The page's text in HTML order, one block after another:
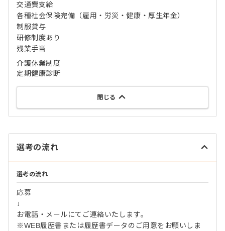
交通費支給
各種社会保険完備（雇用・労災・健康・厚生年金）
制服貸与
研修制度あり
残業手当
介護休業制度
定期健康診断
閉じる
選考の流れ
選考の流れ
応募
↓
お電話・メールにてご連絡いたします。
※WEB履歴書または履歴書データのご用意をお願いしま